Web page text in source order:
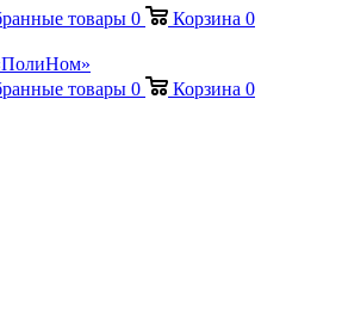
товары 0 Корзина 0
товары 0 Корзина 0